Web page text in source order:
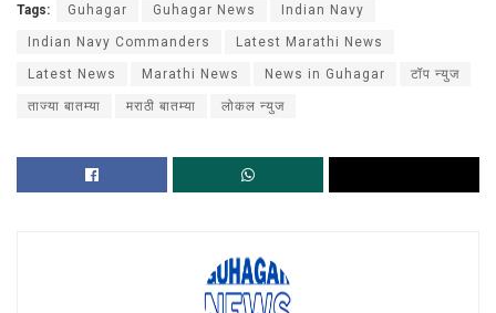
Tags: Guhagar Guhagar News Indian Navy
Indian Navy Commanders Latest Marathi News
Latest News Marathi News News in Guhagar टॉप न्युज
ताज्या बातम्या मराठी बातम्या लोकल न्युज